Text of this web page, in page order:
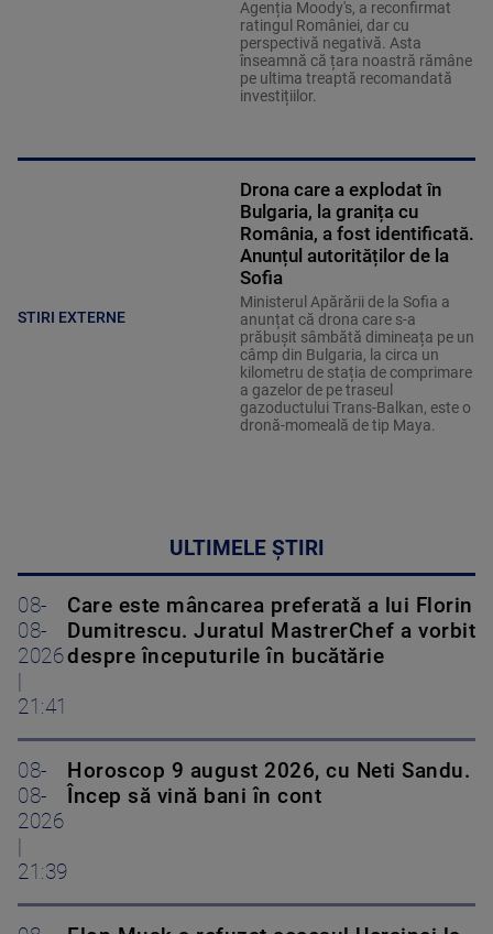
Agenția Moody's, a reconfirmat
ratingul României, dar cu
perspectivă negativă. Asta
înseamnă că țara noastră rămâne
pe ultima treaptă recomandată
investițiilor.
STIRI EXTERNE
Drona care a explodat în
Bulgaria, la granița cu
România, a fost identificată.
Anunțul autorităților de la
Sofia
Ministerul Apărării de la Sofia a
anunțat că drona care s-a
prăbușit sâmbătă dimineața pe un
câmp din Bulgaria, la circa un
kilometru de stația de comprimare
a gazelor de pe traseul
gazoductului Trans-Balkan, este o
dronă-momeală de tip Maya.
ULTIMELE ȘTIRI
08-
08-
2026
21:41
Care este mâncarea preferată a lui Florin
Dumitrescu. Juratul MastrerChef a vorbit
despre începuturile în bucătărie
08-
08-
2026
21:39
Horoscop 9 august 2026, cu Neti Sandu.
Încep să vină bani în cont